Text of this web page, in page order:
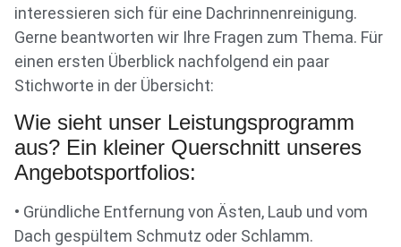
interessieren sich für eine Dachrinnenreinigung.
Gerne beantworten wir Ihre Fragen zum Thema. Für
einen ersten Überblick nachfolgend ein paar
Stichworte in der Übersicht:
Wie sieht unser Leistungsprogramm
aus? Ein kleiner Querschnitt unseres
Angebotsportfolios:
• Gründliche Entfernung von Ästen, Laub und vom
Dach gespültem Schmutz oder Schlamm.